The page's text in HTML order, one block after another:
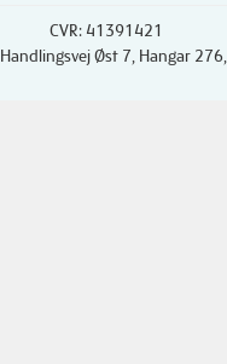
CVR: 41391421
, Handlingsvej Øst 7, Hangar